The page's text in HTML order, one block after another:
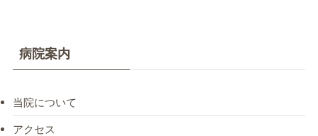
病院案内
当院について
アクセス